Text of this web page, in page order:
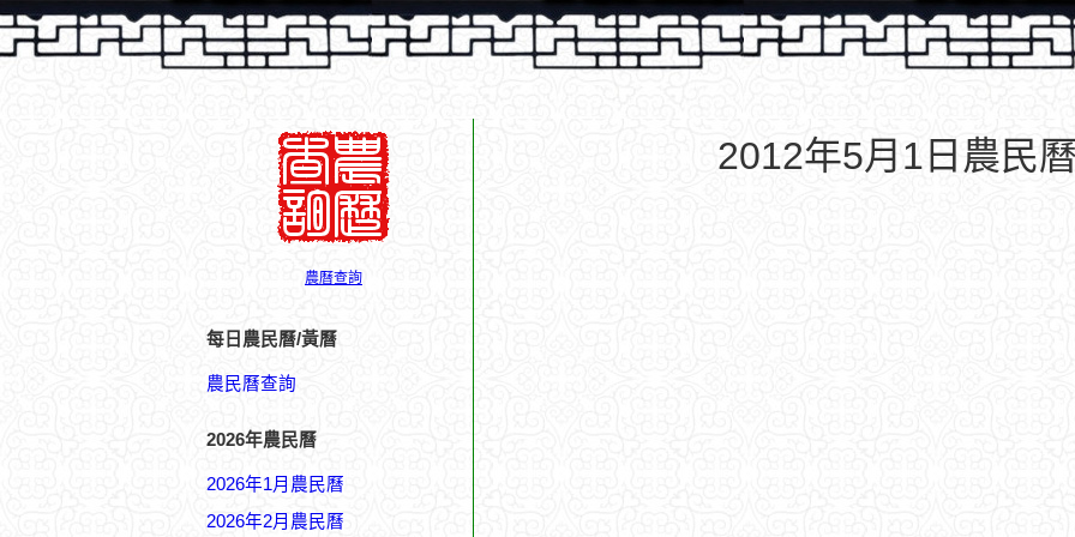
農曆查詢
每日農民曆/黃曆
農民曆查詢
2026年農民曆
2026年1月農民曆
2026年2月農民曆
2012年5月1日農民